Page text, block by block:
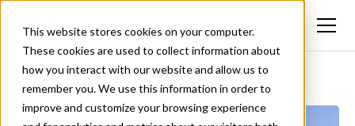
This website stores cookies on your computer.
These cookies are used to collect information about
how you interact with our website and allow us to
remember you. We use this information in order to
improve and customize your browsing experience
<- Retour